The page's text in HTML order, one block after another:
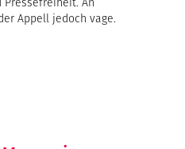
Appell jedoch vage.